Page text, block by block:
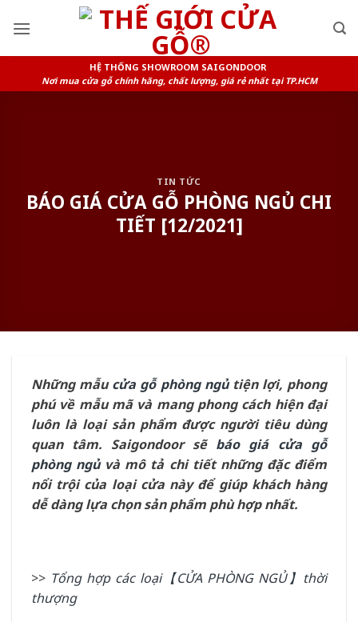
HỆ THỐNG SHOWROOM SAIGONDOOR
Nơi mua cửa gỗ chính hãng, chất lượng, giá rẻ nhất tại TP.HCM
TIN TỨC
BÁO GIÁ CỬA GỖ PHÒNG NGỦ CHI
TIẾT [12/2021]
Những mẫucửa gỗ phòng ngủtiện lợi, phong
phú về mẫu mã và mang phong cách hiện đại
luôn là loại sản phẩm được người tiêu dùng
quan tâm. Saigondoor sẽ báo giá cửa gỗ
phòng ngủvà mô tả chi tiết những đặc điểm
nổi trội của loại cửa này để giúp khách hàng
dễ dàng lựa chọn sản phẩm phù hợp nhất.
>> Tổng hợp các loại【CỬA PHÒNG NGỦ】thời
thượng